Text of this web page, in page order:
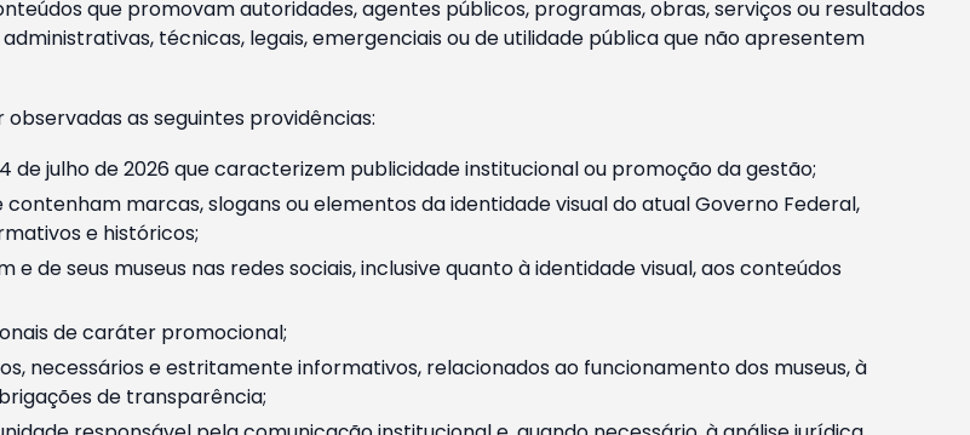
que promovam autoridades, agentes públicos, programas, obras, serviços ou resultados
técnicas, legais, emergenciais ou de utilidade pública que não apresentem
as seguintes providências:
julho de 2026 que caracterizem publicidade institucional ou promoção da gestão;
marcas, slogans ou elementos da identidade visual do atual Governo Federal,
e históricos;
de seus museus nas redes sociais, inclusive quanto à identidade visual, aos conteúdos
de caráter promocional;
necessários e estritamente informativos, relacionados ao funcionamento dos museus, à
de transparência;